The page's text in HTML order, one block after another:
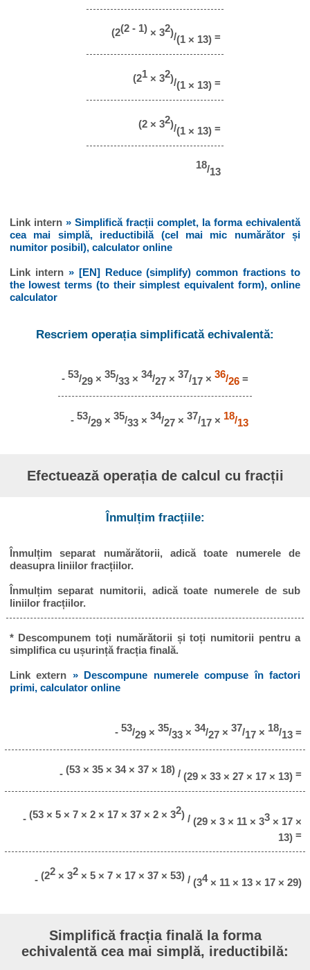
(2(2 - 1)× 32)/(1 × 13)=
(21× 32)/(1 × 13)=
(2 × 32)/(1 × 13)=
18/13
Link intern » Simplifică fracții complet, la forma echivalentă
cea mai simplă, ireductibilă (cel mai mic numărător și
numitor posibil), calculator online
Link intern » [EN] Reduce (simplify) common fractions to
the lowest terms (to their simplest equivalent form), online
calculator
Rescriem operația simplificată echivalentă:
- 53/29 × 35/33 × 34/27 × 37/17 × 36/26 =
- 53/29 × 35/33 × 34/27 × 37/17 × 18/13
Efectuează operația de calcul cu fracții
Înmulțim fracțiile:
Înmulțim separat numărătorii, adică toate numerele de
deasupra liniilor fracțiilor.
Înmulțim separat numitorii, adică toate numerele de sub
liniilor fracțiilor.
* Descompunem toți numărătorii și toți numitorii pentru a
simplifica cu ușurință fracția finală.
Link extern » Descompune numerele compuse în factori
primi, calculator online
-53/29 ×35/33 ×34/27 ×37/17 × 18/13 =
-(53 × 35 × 34 × 37 × 18) /(29 × 33 × 27 × 17 × 13) =
-(53 × 5 × 7 × 2 × 17 × 37 × 2 × 32) /(29 × 3 × 11 × 33 × 17 ×
13) =
-(22 × 32 × 5 × 7 × 17 × 37 × 53) /(34× 11 × 13 × 17 × 29)
Simplifică fracția finală la forma
echivalentă cea mai simplă, ireductibilă: